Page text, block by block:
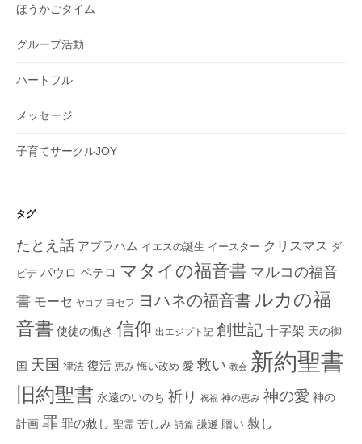
ほうかごタイム
グループ活動
ハートフル
メッセージ
子育てサークルJOY
タグ
たとえ話 アブラハム イエスの誕生 イースター クリスマス ダ
ビデ パウロ ペテロ マタイの福音書 マルコの福音
書 モーセ ヤコブ ヨセフ ヨハネの福音書 ルカの福
音書 使徒の働き 信仰 出エジプト記 創世記 十字架 天の御
国 天国 律法 復活 恵み 悔い改め 愛 救い 教会 新約聖書
旧約聖書 永遠のいのち 祈り 祝福 神の恵み 神の愛 神の
計画 罪 罪の赦し 聖霊 苦しみ 詩篇 謙遜 贖い 赦し